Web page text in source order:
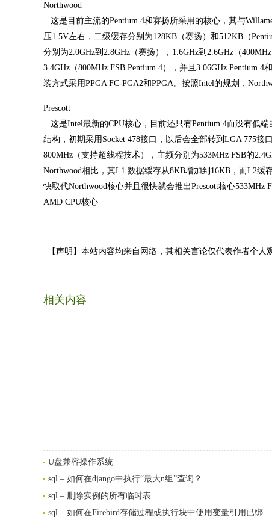
Northwood
这是目前主流的Pentium 4和赛扬所采用的核心，其与
压1.5V左右，二级缓存分别为128KB（赛扬）和512KB（
分别为2.0GHz到2.8GHz（赛扬），1.6GHz到2.6GHz（
3.4GHz（800MHz FSB Pentium 4），并且3.06GHz Pentium
装方式采用PPGA FC-PGA2和PPGA。按照Intel的规划，
Prescott
这是Intel最新的CPU核心，目前还只有Pentium 4而没有低
结构，初期采用Socket 478接口，以后会全部转到LGA 775
800MHz（支持超线程技术），主频分别为533MHz FSB的
Northwood相比，其L1 数据缓存从8KB增加到16KB，而L2缓
快取代Northwood核心并且很快就会推出Prescott核心533MHz
AMD CPU核心
【声明】本站内容均来自网络，其相关言论仅代表作者个
相关内容
U盘兼容操作系统
sql – 如何在django中执行“最大n组”查询？
sql – 删除实例的所有临时表
sql – 如何在Firebird存储过程或执行块中使用变量引用已绑